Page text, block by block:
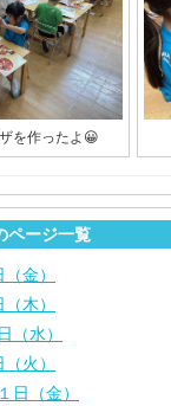
を作ったよ😀
ページ一覧
金）
木）
（水）
火）
日（金）